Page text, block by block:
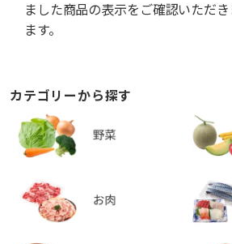
ました商品の表示をご確認いただ
ます。
カテゴリーから探す